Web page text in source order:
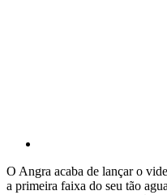
O Angra acaba de lançar o
a primeira faixa do seu tão